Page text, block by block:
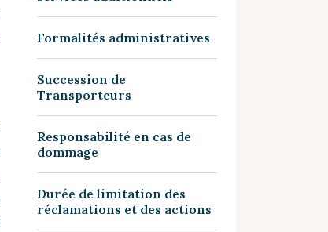
Formalités administratives
Succession de
Transporteurs
Responsabilité en cas de
dommage
Durée de limitation des
réclamations et des actions